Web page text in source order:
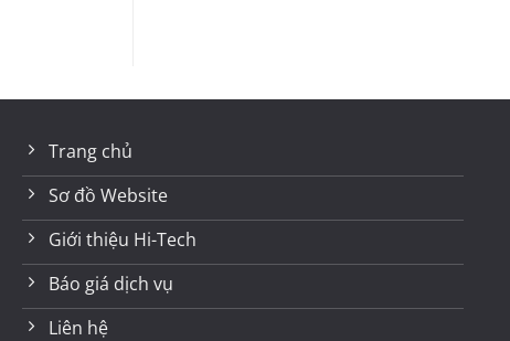
Trang chủ
Sơ đồ Website
Giới thiệu Hi-Tech
Báo giá dịch vụ
Liên hệ